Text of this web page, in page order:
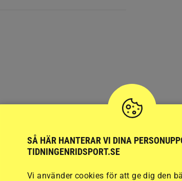
SÅ HÄR HANTERAR VI DINA
TIDNINGENRIDSPORT.SE
Vi använder cookies för att ge dig den